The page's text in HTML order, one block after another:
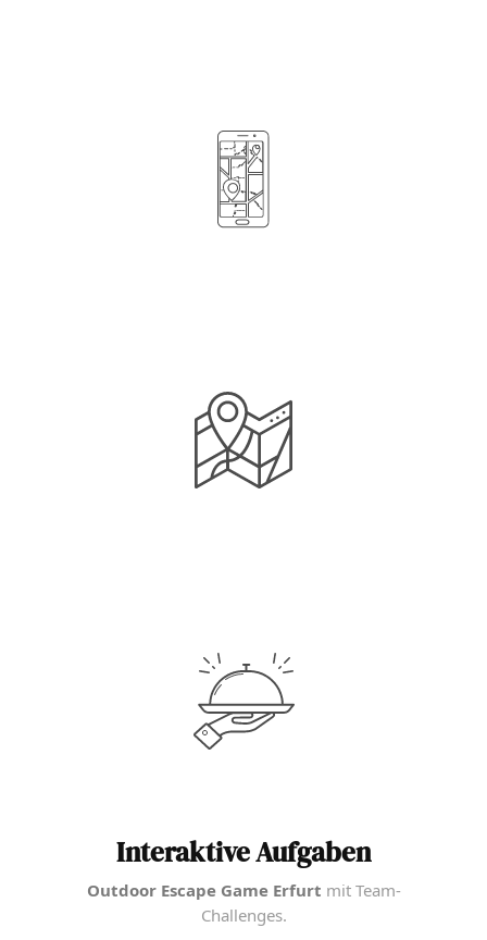
Interaktive Aufgaben
Outdoor Escape Game Erfurt mit Team-
Challenges.